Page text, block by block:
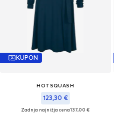
KUPON
HOTSQUASH
123,30 €
Zadnja najnižja cena137,00 €